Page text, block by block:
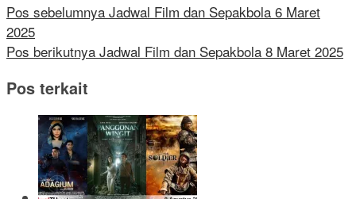
Pos sebelumnya Jadwal Film dan Sepakbola 6 Maret
2025
Pos berikutnya Jadwal Film dan Sepakbola 8 Maret 2025
Pos terkait